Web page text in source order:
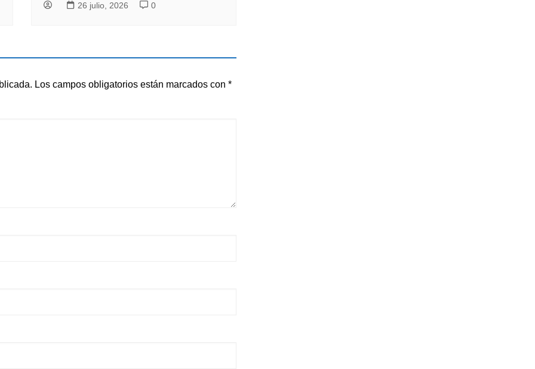
26 julio, 2026 0
Los campos obligatorios están marcados con *